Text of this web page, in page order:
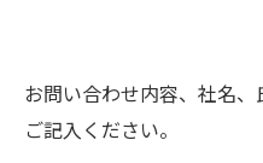
お問い合わせ内容、社名
ご記入ください。